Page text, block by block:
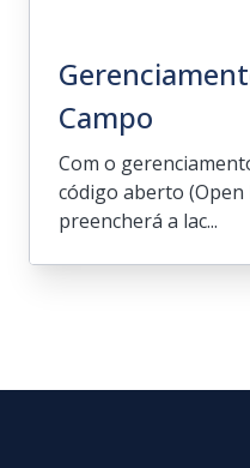
Campo
Com o
código aberto (Open
preencherá a lac...